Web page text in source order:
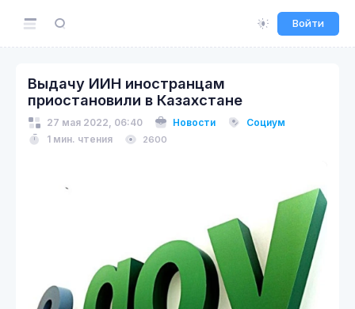
Войти
Выдачу ИИН иностранцам
приостановили в Казахстане
27 мая 2022, 06:40 Новости
Социум
1 мин. чтения
2600